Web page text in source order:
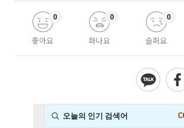
좋아요
0
화나요
0
슬퍼요
0